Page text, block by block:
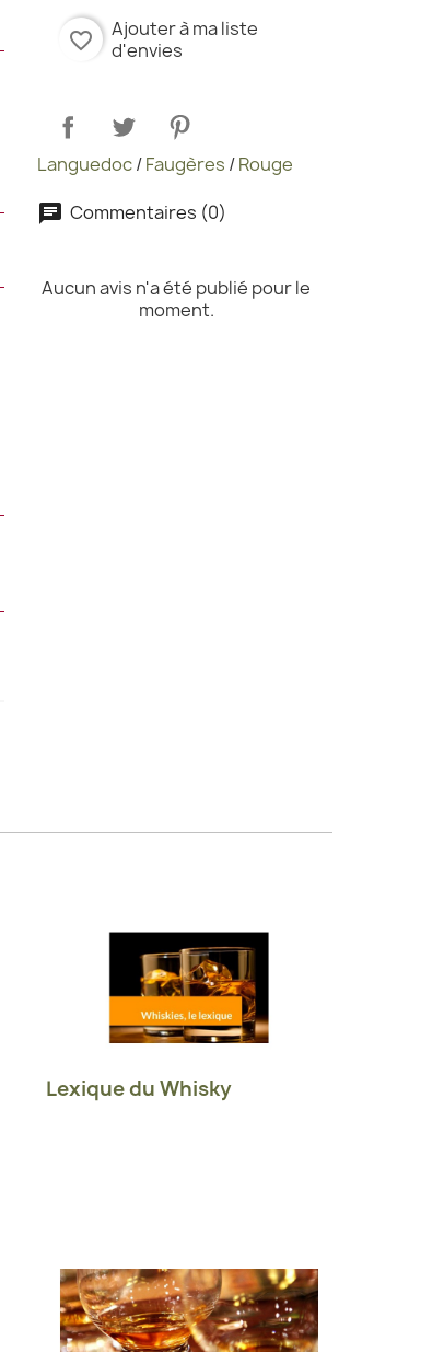
favorite_border
Ajouter à ma liste
d'envies
Languedoc/Faugères /Rouge
Commentaires (0)
Aucun avis n'a été publié pour le
moment.
Lexique du Whisky